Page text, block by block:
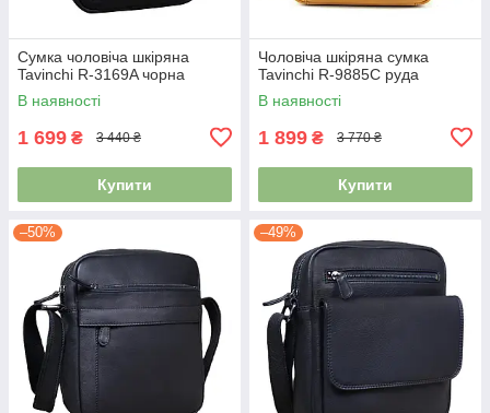
Сумка чоловіча шкіряна
Tavinchi R-3169A чорна
В наявності
1 699 ₴ 3 440 ₴
Купити
Чоловіча шкіряна сумка
Tavinchi R-9885C руда
В наявності
1 899 ₴ 3 770 ₴
Купити
–50% –49%